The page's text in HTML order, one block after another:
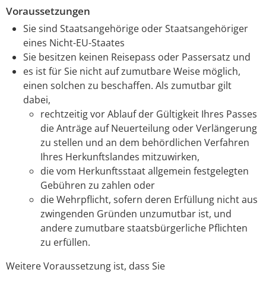
Voraussetzungen
Sie sind Staatsangehörige oder Staatsangehöriger
eines Nicht-EU-Staates
Sie besitzen keinen Reisepass oder Passersatz und
es ist für Sie nicht auf zumutbare Weise möglich,
einen solchen zu beschaffen. Als zumutbar gilt
dabei,
rechtzeitig vor Ablauf der Gültigkeit Ihres Passes
die Anträge auf Neuerteilung oder Verlängerung
zu stellen und an dem behördlichen Verfahren
Ihres Herkunftslandes mitzuwirken,
die vom Herkunftsstaat allgemein festgelegten
Gebühren zu zahlen oder
die Wehrpflicht, sofern deren Erfüllung nicht aus
zwingenden Gründen unzumutbar ist, und
andere zumutbare staatsbürgerliche Pflichten
zu erfüllen.
Weitere Voraussetzung ist, dass Sie